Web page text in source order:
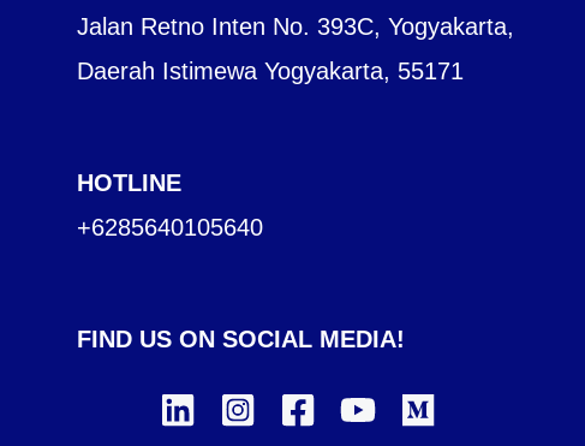
Jalan Retno Inten No. 393C, Yogyakarta,
Daerah Istimewa Yogyakarta, 55171
HOTLINE
+6285640105640
FIND US ON SOCIAL MEDIA!